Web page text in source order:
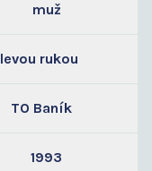
muž
levou rukou
TO Baník
1993